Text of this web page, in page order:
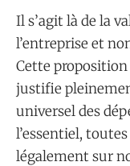
Il s’agit là de la
l’entreprise et
Cette proposition
justifie
universel des
l’essentiel,
légalement sur